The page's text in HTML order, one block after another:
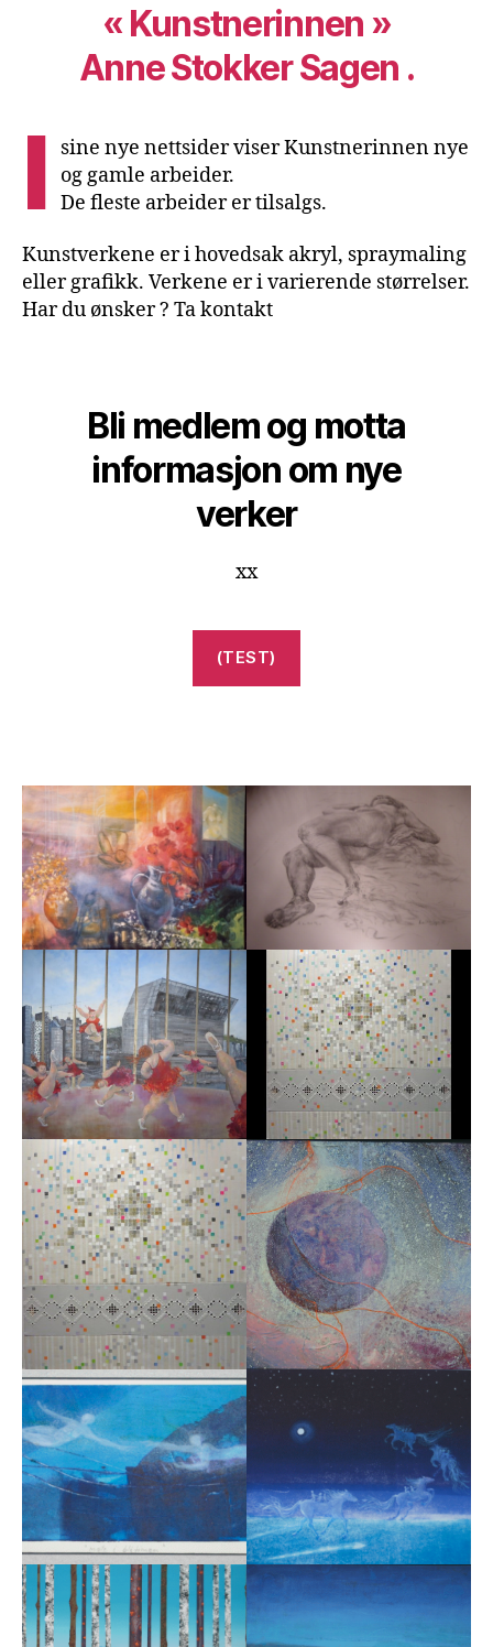
« Kunstnerinnen »
Anne Stokker Sagen .
I
sine nye nettsider viser Kunstnerinnen nye
og gamle arbeider.
De fleste arbeider er tilsalgs.
Kunstverkene er i hovedsak akryl, spraymaling
eller grafikk. Verkene er i varierende størrelser.
Har du ønsker ? Ta kontakt
Bli medlem og motta
informasjon om nye
verker
xx
(TEST)